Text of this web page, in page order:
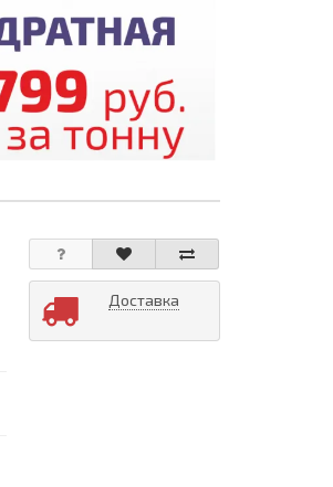
Доставка